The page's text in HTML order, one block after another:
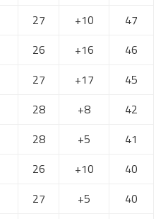
27 +10
47
26 +16
46
27 +17
45
28 +8
42
28 +5
41
26 +10
40
27 +5
40